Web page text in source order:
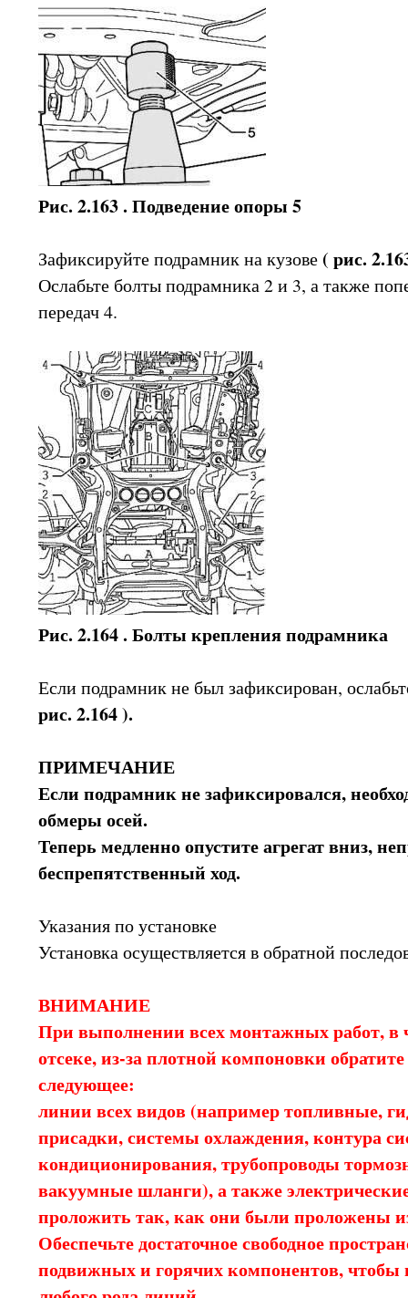
Рис. 2.163 . Подведение опоры 5
Зафиксируйте подрамник на кузове ( рис.
Ослабьте болты подрамника 2 и 3, а также
передач 4.
Рис. 2.164 . Болты крепления подрамника
Если подрамник не был зафиксирован,
рис. 2.164 ).
ПРИМЕЧАНИЕ
Если подрамник не зафиксировался,
обмеры осей.
Теперь медленно опустите агрегат вниз,
беспрепятственный ход.
Указания по установке
Установка осуществляется в обратной
ВНИМАНИЕ
При выполнении всех монтажных работ, в
отсеке, из-за плотной компоновки
следующее:
линии всех видов (например топливные,
присадки, системы охлаждения, контура
кондиционирования, трубопроводы
вакуумные шланги), а также
проложить так, как они были проложены
Обеспечьте достаточное свободное
подвижных и горячих компонентов, чтобы